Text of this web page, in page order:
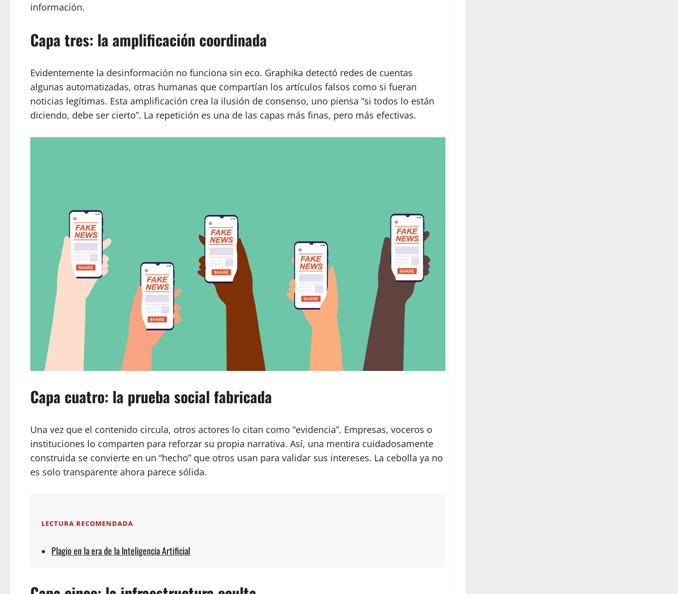
información.
Capa tres: la amplificación coordinada
Evidentemente la desinformación no funciona sin eco. Graphika detectó redes de cuentas
algunas automatizadas, otras humanas que compartían los artículos falsos como si fueran
noticias legítimas. Esta amplificación crea la ilusión de consenso, uno piensa “si todos lo están
diciendo, debe ser cierto”. La repetición es una de las capas más finas, pero más efectivas.
Capa cuatro: la prueba social fabricada
Una vez que el contenido circula, otros actores lo citan como “evidencia”. Empresas, voceros o
instituciones lo comparten para reforzar su propia narrativa. Así, una mentira cuidadosamente
construida se convierte en un “hecho” que otros usan para validar sus intereses. La cebolla ya no
es solo transparente ahora parece sólida.
LECTURA RECOMENDADA
Plagio en la era de la Inteligencia Artificial